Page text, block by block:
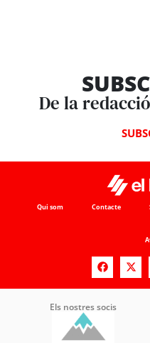
De la
Qui som Contacte
Els nostres socis